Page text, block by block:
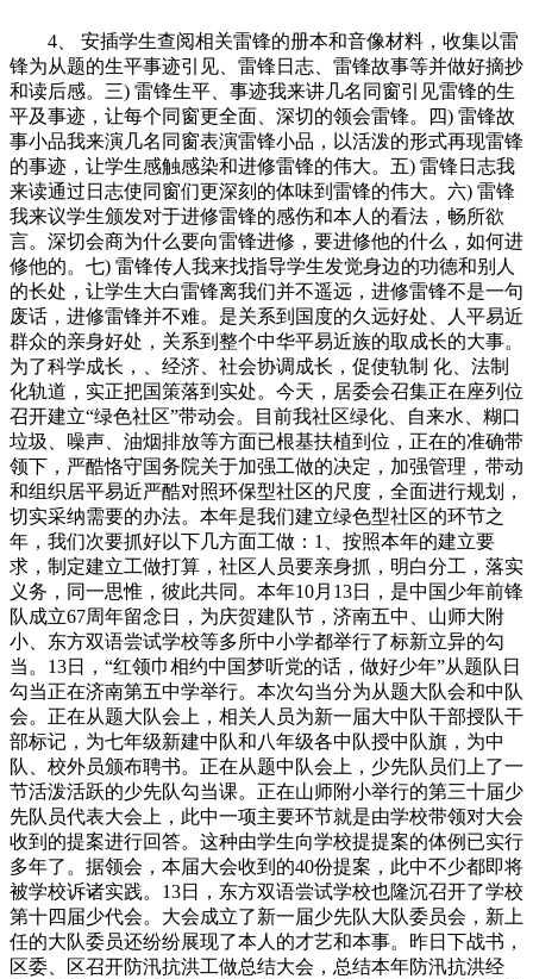
4、 安插学生查阅相关雷锋的册本和音像材料，收集以雷
锋为从题的生平事迹引见、雷锋日志、雷锋故事等并做好摘抄
和读后感。三) 雷锋生平、事迹我来讲几名同窗引见雷锋的生
平及事迹，让每个同窗更全面、深切的领会雷锋。四) 雷锋故
事小品我来演几名同窗表演雷锋小品，以活泼的形式再现雷锋
的事迹，让学生感触感染和进修雷锋的伟大。五) 雷锋日志我
来读通过日志使同窗们更深刻的体味到雷锋的伟大。六) 雷锋
我来议学生颁发对于进修雷锋的感伤和本人的看法，畅所欲
言。深切会商为什么要向雷锋进修，要进修他的什么，如何进
修他的。七) 雷锋传人我来找指导学生发觉身边的功德和别人
的长处，让学生大白雷锋离我们并不遥远，进修雷锋不是一句
废话，进修雷锋并不难。是关系到国度的久远好处、人平易近
群众的亲身好处，关系到整个中华平易近族的取成长的大事。
为了科学成长，、经济、社会协调成长，促使轨制 化、法制
化轨道，实正把国策落到实处。今天，居委会召集正在座列位
召开建立“绿色社区”带动会。目前我社区绿化、自来水、糊口
垃圾、噪声、油烟排放等方面已根基扶植到位，正在的准确带
领下，严酷恪守国务院关于加强工做的决定，加强管理，带动
和组织居平易近严酷对照环保型社区的尺度，全面进行规划，
切实采纳需要的办法。本年是我们建立绿色型社区的环节之
年，我们次要抓好以下几方面工做：1、按照本年的建立要
求，制定建立工做打算，社区人员要亲身抓，明白分工，落实
义务，同一思惟，彼此共同。本年10月13日，是中国少年前锋
队成立67周年留念日，为庆贺建队节，济南五中、山师大附
小、东方双语尝试学校等多所中小学都举行了标新立异的勾
当。13日，“红领巾相约中国梦听党的话，做好少年”从题队日
勾当正在济南第五中学举行。本次勾当分为从题大队会和中队
会。正在从题大队会上，相关人员为新一届大中队干部授队干
部标记，为七年级新建中队和八年级各中队授中队旗，为中
队、校外员颁布聘书。正在从题中队会上，少先队员们上了一
节活泼活跃的少先队勾当课。正在山师附小举行的第三十届少
先队员代表大会上，此中一项主要环节就是由学校带领对大会
收到的提案进行回答。这种由学生向学校提提案的体例已实行
多年了。据领会，本届大会收到的40份提案，此中不少都即将
被学校诉诸实践。13日，东方双语尝试学校也隆沉召开了学校
第十四届少代会。大会成立了新一届少先队大队委员会，新上
任的大队委员还纷纷展现了本人的才艺和本事。昨日下战书，
区委、区召开防汛抗洪工做总结大会，总结本年防汛抗洪经